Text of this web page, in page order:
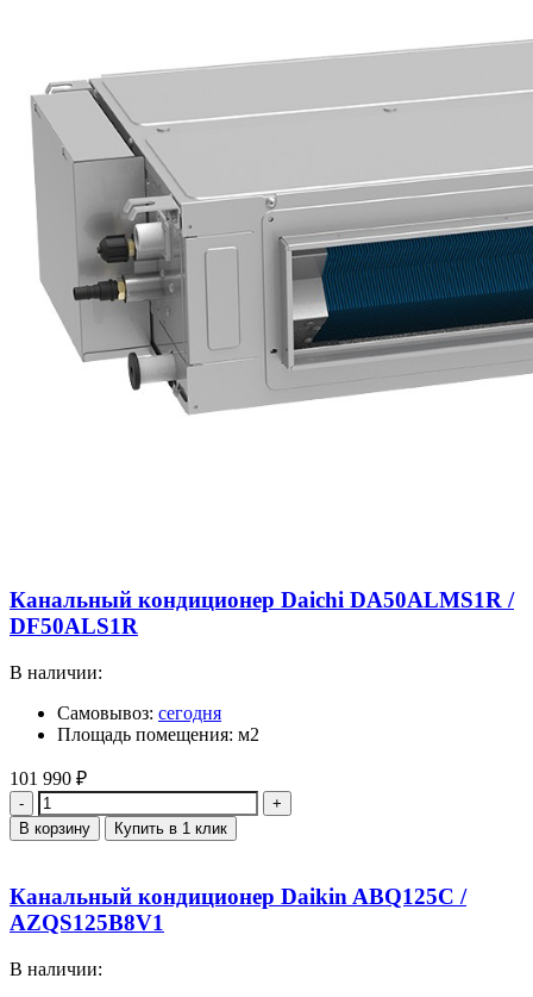
Канальный кондиционер Daichi DA50ALMS1R /
DF50ALS1R
В наличии:
Самовывоз: сегодня
Площадь помещения: м2
101 990 ₽
Количество
В корзину Купить в 1 клик
Канальный кондиционер Daikin ABQ125C /
AZQS125B8V1
В наличии: